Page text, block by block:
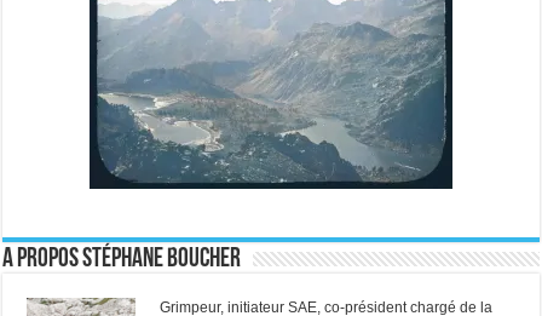
A propos Stéphane Boucher
Grimpeur, initiateur SAE, co-président chargé de la